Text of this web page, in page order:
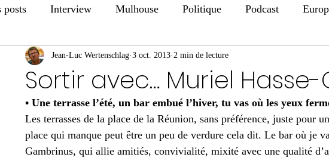
posts Interview Mulhouse Politique Podcast
Ateliers Éducation aux médias ESS
des associations Transfrontalier Archives Archives
Cinéma Critique Turquie musique
Sortir avec… Muriel Hasse-
Jean-Luc Wertenschlag 3 oct. 2013 2 min de lecture
• Une terrasse l’été, un bar embué l’hiver, tu vas où les yeux
Les terrasses de la place de la Réunion, sans préférence, juste pour
place qui manque peut être un peu de verdure cela dit. Le bar où je
Gambrinus, qui allie amitiés, convivialité, mixité avec une qualité